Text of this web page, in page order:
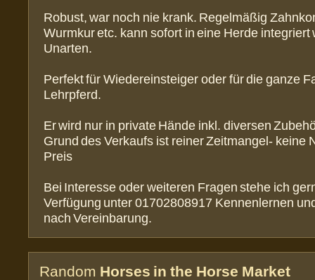
Robust, war noch nie krank. Regelmäßig
Wurmkur etc. kann sofort in eine Herde integriert
Unarten.
Perfekt für Wiedereinsteiger oder für die ganze
Lehrpferd.
Er wird nur in private Hände inkl. diversen
Grund des Verkaufs ist reiner Zeitmangel- keine
Preis
Bei Interesse oder weiteren Fragen stehe ich
Verfügung unter 01702808917 Kennenlernen
nach Vereinbarung.
Random Horses in the Horse Market